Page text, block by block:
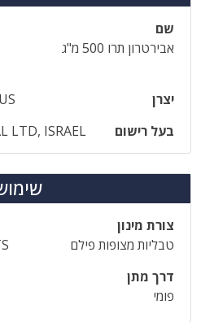
שם
אבירטרון תרו 500 מ"ג
יצרן
בעל רישום
LTD, ISRAEL
צורת מינון
טבליות מצופות פילם
דרך מתן
פומי